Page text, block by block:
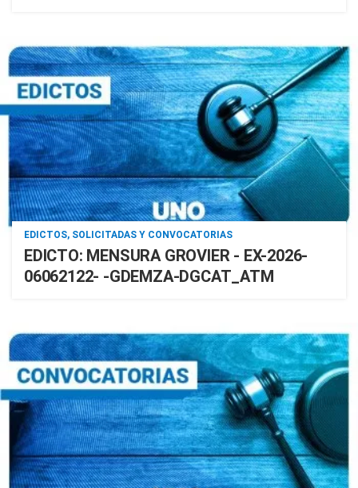
EDICTOS, SOLICITADAS Y CONVOCATORIAS
EDICTO: MENSURA GROVIER - EX-2026-
06062122- -GDEMZA-DGCAT_ATM